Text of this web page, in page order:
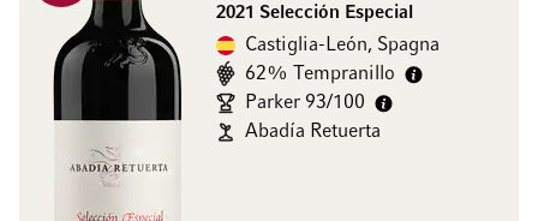
2021 Selección Especial
Castiglia-León, Spagna
62% Tempranillo
Parker 93/100
Abadía Retuerta